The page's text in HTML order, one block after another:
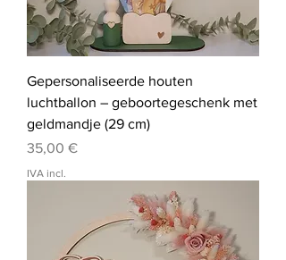
Gepersonaliseerde houten
luchtballon – geboortegeschenk met
geldmandje (29 cm)
Preço
35,00 €
IVA incl.